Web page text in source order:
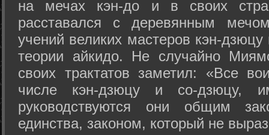
на мечах кэн-до и в своих
расставался с деревянным
учений великих мастеров кэн-
теории айкидо. Не случайно
своих трактатов заметил: «Все
числе кэн-дзюцу и со-дзюцу,
руководствуются они общим
единства, законом, который не